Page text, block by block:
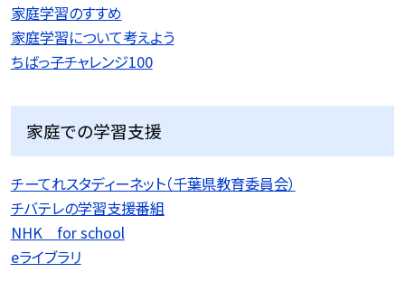
家庭学習のすすめ
家庭学習について考えよう
ちばっ子チャレンジ100
家庭での学習支援
チーてれスタディーネット（千葉県教育委員会）
チバテレの学習支援番組
NHK for school
eライブラリ